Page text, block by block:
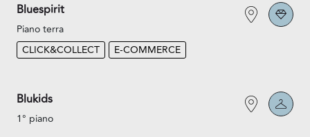
Bluespirit
Piano terra
CLICK&COLLECT
E-COMMERCE
Blukids
1° piano